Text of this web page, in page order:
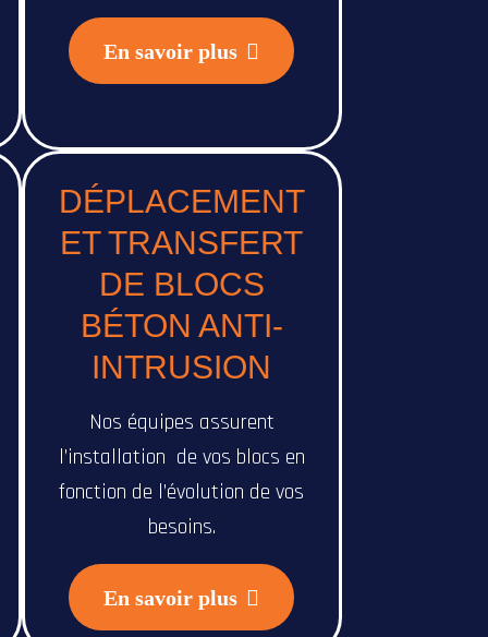
En savoir plus
DÉPLACEMENT
ET TRANSFERT
DE BLOCS
BÉTON ANTI-
INTRUSION
Nos équipes assurent
l’installation de vos blocs en
fonction de l’évolution de vos
besoins.
En savoir plus